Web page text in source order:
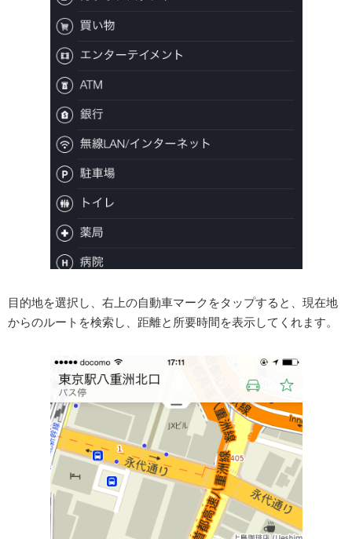
目的地を選択し、右上の自動車マークをタップすると、現在地
からのルートを検索し、距離と所要時間を表示してくれます。